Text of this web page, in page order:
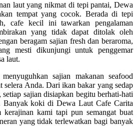
laut yang nikmat di tepi pantai, Dewa
tempat yang cocok. Berada di tepi
cafe kecil ini tawarkan pengalaman
yang tidak dapat ditolak oleh
beragam sajian fresh dan beraroma,
mesti dikunjungi untuk penggemar
laut.
sajian makanan seafood
selera Anda. Dari ikan bakar yang sedap
setiap sajian disiapkan begitu berhati-hati
Banyak koki di Dewa Laut Cafe Carita
kami tapi pun semangat buat
yang tidak terlewatkan bagi banyak